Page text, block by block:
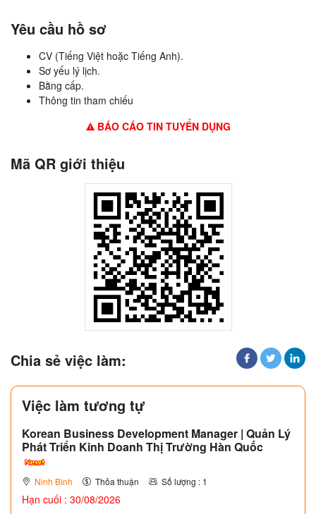
Yêu cầu hồ sơ
CV (Tiếng Việt hoặc Tiếng Anh).
Sơ yếu lý lịch.
Bằng cấp.
Thông tin tham chiếu
BÁO CÁO TIN TUYỂN DỤNG
Mã QR giới thiệu
Chia sẻ việc làm:
Việc làm tương tự
Korean Business Development Manager | Quản Lý
Phát Triển Kinh Doanh Thị Trường Hàn Quốc
Ninh Bình Thỏa thuận Số lượng : 1
Hạn cuối : 30/08/2026